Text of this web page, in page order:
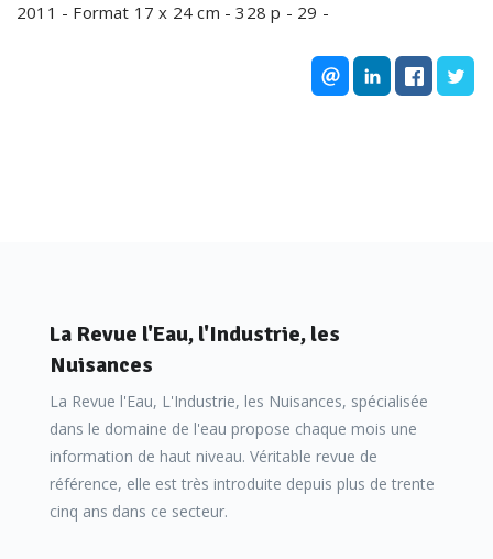
2011 - Format 17 x 24 cm - 328 p - 29 -
La Revue l'Eau, l'Industrie, les
Nuisances
La Revue l'Eau, L'Industrie, les Nuisances, spécialisée
dans le domaine de l'eau propose chaque mois une
information de haut niveau. Véritable revue de
référence, elle est très introduite depuis plus de trente
cinq ans dans ce secteur.